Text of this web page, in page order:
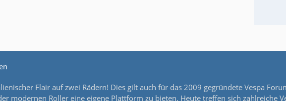
Flair auf zwei Rädern! Dies gilt auch für das 2009 gegründete Vespa
modernen Roller eine eigene Plattform zu bieten. Heute treffen sich zahlreiche